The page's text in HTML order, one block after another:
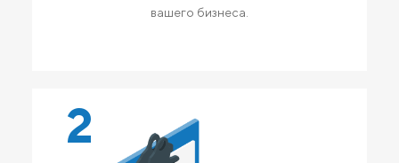
вашего бизнеса.
2